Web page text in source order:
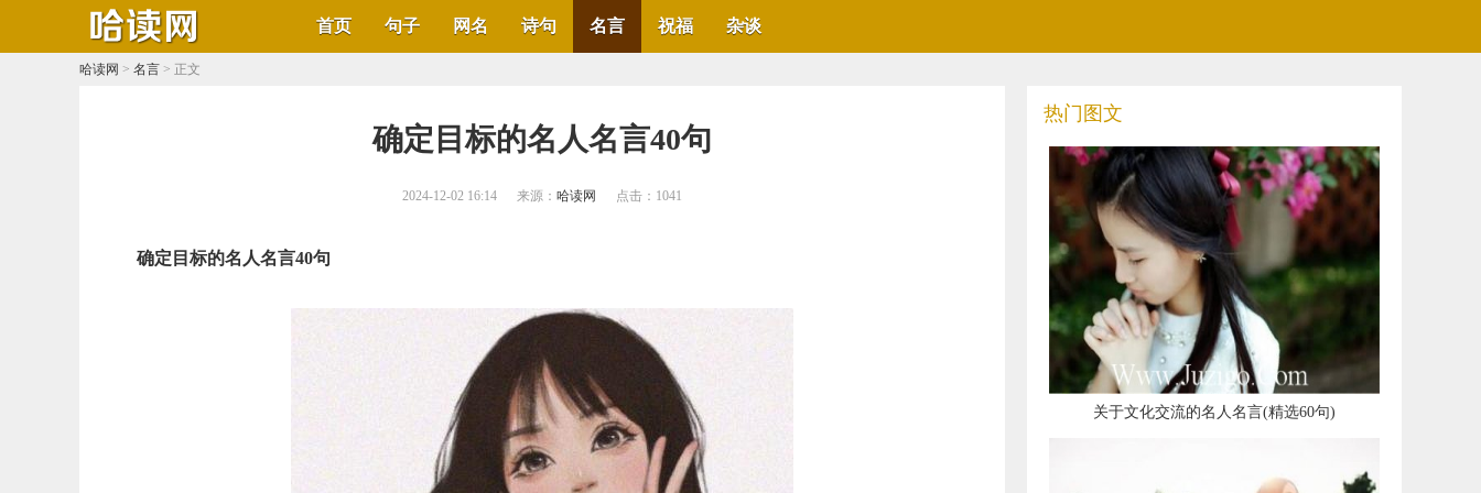
首页 句子 网名 诗句 名言 祝福 杂谈
哈读网 > 名言 > 正文
​确定目标的名人名言40句
2024-12-02 16:14 来源： 哈读网 点击： 1041
确定目标的名人名言40句
热门图文
​关于文化交流的名人名言(精选60句)